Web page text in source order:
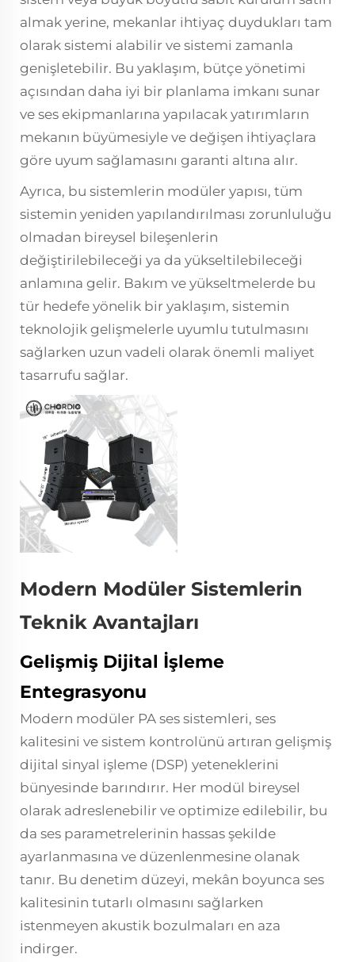
almak yerine, mekanlar ihtiyaç duydukları tam
olarak sistemi alabilir ve sistemi zamanla
genişletebilir. Bu yaklaşım, bütçe yönetimi
açısından daha iyi bir planlama imkanı sunar
ve ses ekipmanlarına yapılacak yatırımların
mekanın büyümesiyle ve değişen ihtiyaçlara
göre uyum sağlamasını garanti altına alır.
Ayrıca, bu sistemlerin modüler yapısı, tüm
sistemin yeniden yapılandırılması zorunluluğu
olmadan bireysel bileşenlerin
değiştirilebileceği ya da yükseltilebileceği
anlamına gelir. Bakım ve yükseltmelerde bu
tür hedefe yönelik bir yaklaşım, sistemin
teknolojik gelişmelerle uyumlu tutulmasını
sağlarken uzun vadeli olarak önemli maliyet
tasarrufu sağlar.
Modern Modüler Sistemlerin
Teknik Avantajları
Gelişmiş Dijital İşleme
Entegrasyonu
Modern modüler PA ses sistemleri, ses
kalitesini ve sistem kontrolünü artıran gelişmiş
dijital sinyal işleme (DSP) yeteneklerini
bünyesinde barındırır. Her modül bireysel
olarak adreslenebilir ve optimize edilebilir, bu
da ses parametrelerinin hassas şekilde
ayarlanmasına ve düzenlenmesine olanak
tanır. Bu denetim düzeyi, mekân boyunca ses
kalitesinin tutarlı olmasını sağlarken
istenmeyen akustik bozulmaları en aza
indirger.